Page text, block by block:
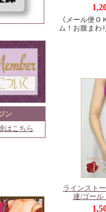
ン
はこちら
《メール便
ム！お腹まわ
ラインスト
連/ゴール